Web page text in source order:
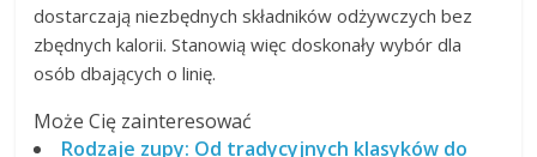
dostarczają niezbędnych składników odżywczych bez
zbędnych kalorii. Stanowią więc doskonały wybór dla
osób dbających o linię.
Może Cię zainteresować
Rodzaje zupy: Od tradycyjnych klasyków do